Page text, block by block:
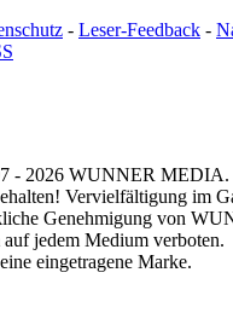
- Leser-Feedback -
- 2026 WUNNER MEDIA.
Vervielfältigung im
Genehmigung von
jedem Medium verboten.
eingetragene Marke.